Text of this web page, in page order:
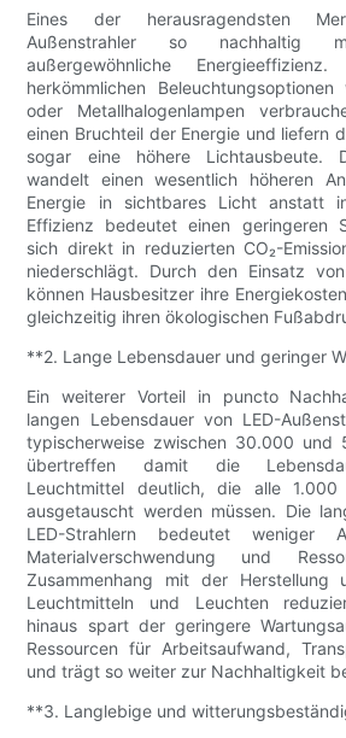
Eines der herausragendsten
Außenstrahler so nachhaltig
außergewöhnliche
herkömmlichen
oder Metallhalogenlampen
einen Bruchteil der Energie und liefern
sogar eine höhere Lichtausbeute.
wandelt einen wesentlich höheren
Energie in sichtbares Licht anstatt
Effizienz bedeutet einen geringeren
sich direkt in reduzierten CO₂-
niederschlägt. Durch den Einsatz von
können Hausbesitzer ihre
gleichzeitig ihren ökologischen
**2. Lange Lebensdauer und geringer
Ein weiterer Vorteil in puncto
langen Lebensdauer von LED-
typischerweise zwischen 30.000 und
übertreffen damit die
Leuchtmittel deutlich, die alle
ausgetauscht werden müssen. Die
LED-Strahlern bedeutet weniger
Materialverschwendung und
Zusammenhang mit der Herstellung
Leuchtmitteln und Leuchten
hinaus spart der geringere
Ressourcen für Arbeitsaufwand,
und trägt so weiter zur Nachhaltigkeit
**3. Langlebige und